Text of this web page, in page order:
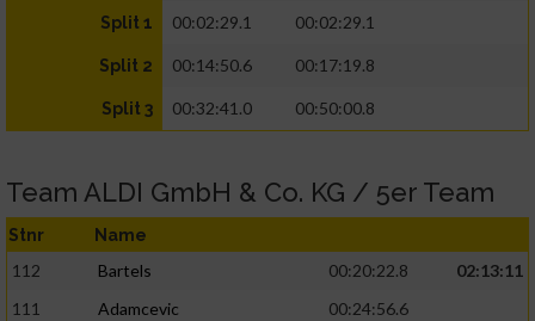
Split 1 00:02:29.1 00:02:29.1
Split 2 00:14:50.6 00:17:19.8
Split 3 00:32:41.0 00:50:00.8
Team ALDI GmbH & Co. KG / 5er Team
Stnr Name
112 Bartels 00:20:22.8
02:13:11
111
Adamcevic
00:24:56.6